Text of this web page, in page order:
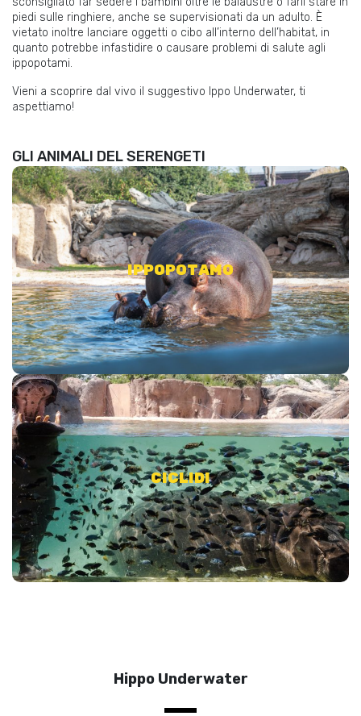
piedi sulle ringhiere, anche se supervisionati da un adulto. È
vietato inoltre lanciare oggetti o cibo all’interno dell’habitat, in
quanto potrebbe infastidire o causare problemi di salute agli
ippopotami.
Vieni a scoprire dal vivo il suggestivo Ippo Underwater, ti
aspettiamo!
GLI ANIMALI DEL SERENGETI
IPPOPOTAMO
Scopri uno degli erbivori più pericolosi e affascinanti al
mondo
SCOPRI DI PIÙ
CICLIDI
I pesci africani tipici dell’ecosistema del lago Malawi dove
convivono con gli ippopotami
Hippo Underwater